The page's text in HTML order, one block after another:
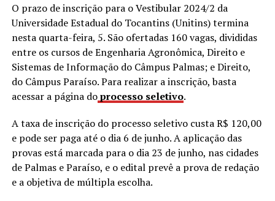
O prazo de inscrição para o Vestibular 2024/2 da
Universidade Estadual do Tocantins (Unitins) termina
nesta quarta-feira, 5. São ofertadas 160 vagas, divididas
entre os cursos de Engenharia Agronômica, Direito e
Sistemas de Informação do Câmpus Palmas; e Direito,
do Câmpus Paraíso. Para realizar a inscrição, basta
acessar a página doprocesso seletivo.
A taxa de inscrição do processo seletivo custa R$ 120,00
e pode ser paga até o dia 6 de junho. A aplicação das
provas está marcada para o dia 23 de junho, nas cidades
de Palmas e Paraíso, e o edital prevê a prova de redação
e a objetiva de múltipla escolha.